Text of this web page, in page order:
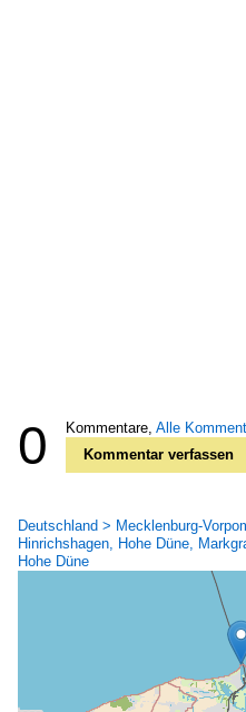
0 Kommentare, Alle
Kommentar verfassen
Deutschland > Mecklenburg-
Hinrichshagen, Hohe Düne,
Hohe Düne